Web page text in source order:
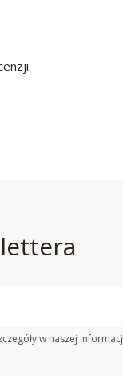
w naszej